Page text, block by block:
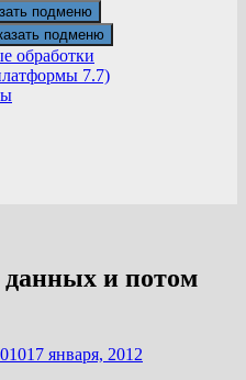
подменю
подменю
обработки
7.7)
данных и потом
17 января, 2012